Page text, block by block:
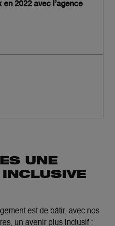
2022 avec l’agence
UNE
est de bâtir, avec nos
un avenir plus inclusif :